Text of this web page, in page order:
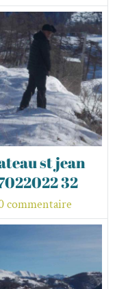
st jean
32
commentaire